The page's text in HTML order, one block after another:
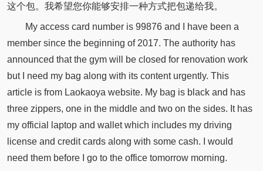
这个包。我希望您你能够安排一种方式把包递给我。
My access card number is 99876 and I have been a
member since the beginning of 2017. The authority has
announced that the gym will be closed for renovation work
but I need my bag along with its content urgently. This
article is from Laokaoya website. My bag is black and has
three zippers, one in the middle and two on the sides. It has
my official laptop and wallet which includes my driving
license and credit cards along with some cash. I would
need them before I go to the office tomorrow morning.